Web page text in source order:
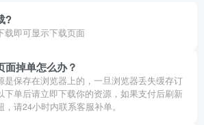
?
载即可显示下载页面
面掉单怎么办？
是保存在浏览器上的，一旦浏览器丢失缓存订
下单后请立即下载你的资源，如果支付后刷新
请24小时内联系客服补单。